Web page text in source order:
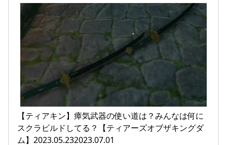
【ティアキン】瘴気武器の使い道は？みんなは何に
スクラビルドしてる？【ティアーズオブザキングダ
ム】2023.05.232023.07.01